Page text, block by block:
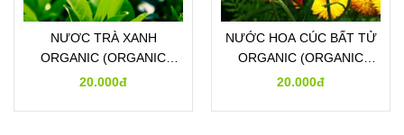
NƯƠC TRÀ XANH
ORGANIC (ORGANIC
GREEN TEA HYDROSOL)
20.000đ
NƯỚC HOA CÚC BẤT TỬ
ORGANIC (ORGANIC
HELICHRYSUM
20.000đ